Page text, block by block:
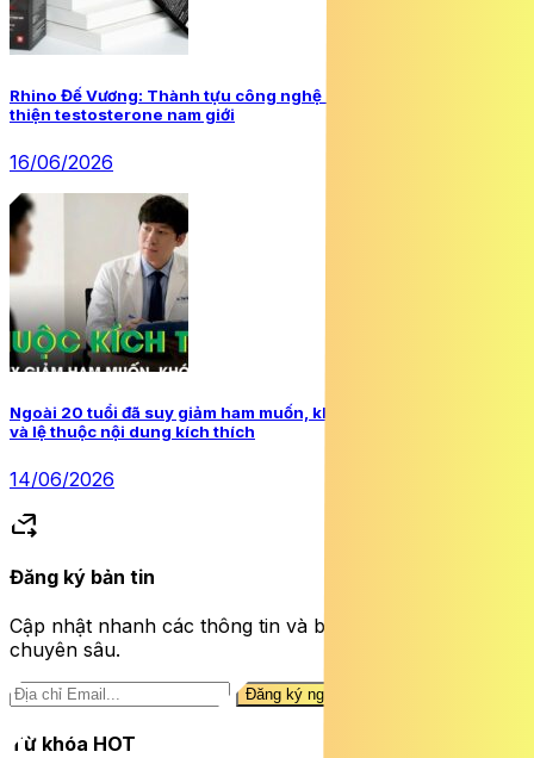
Rhino Đế Vương: Thành tựu công nghệ mới trong hỗ trợ cải
thiện testosterone nam giới
16/06/2026
Ngoài 20 tuổi đã suy giảm ham muốn, khó cương vì thức khuya
và lệ thuộc nội dung kích thích
14/06/2026
forward_to_inbox
Đăng ký bản tin
Cập nhật nhanh các thông tin và bài viết sức khỏe
chuyên sâu.
Đăng ký ngay
Từ khóa HOT